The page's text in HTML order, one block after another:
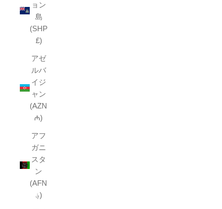
ョン
島
(SHP
£)
アゼ
ルバ
イジ
ャン
(AZN
₼)
アフ
ガニ
スタ
ン
(AFN
؋)